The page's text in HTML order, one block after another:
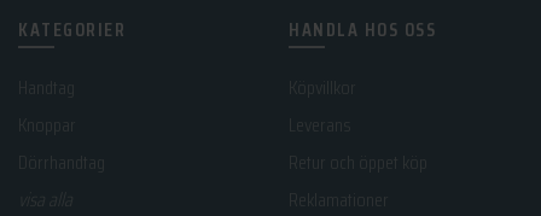
KATEGORIER
Handtag
Dörrhandtag
HANDLA HOS OSS
Retur och öppet köp
Reklamationer